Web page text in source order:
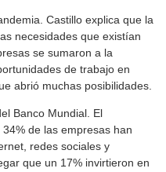
Castillo explica que la
necesidades que existían
se sumaron a la
de trabajo en
abrió muchas posibilidades.
Banco Mundial. El
de las empresas han
redes sociales y
que un 17% invirtieron en